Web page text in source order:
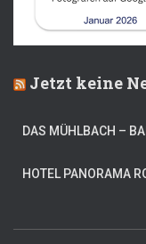
Jetzt keine
DAS MÜHLBACH –
HOTEL PANORAMA